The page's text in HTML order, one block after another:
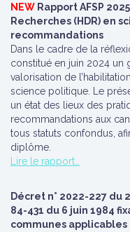
NEW Rapport AFSP
Recherches (HDR) en
recommandations
Dans le cadre de la
constitué en juin 2024 un
valorisation de
science politique. Le
un état des lieux des
recommandations aux
tous statuts confondus,
diplôme.
Lire le rapport…
Décret n° 2022-227
84-431 du 6 juin 1984
communes